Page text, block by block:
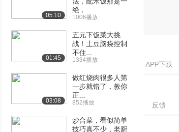
APP下载
反馈
05:10
绝，...
1006播放
01:45
五元下饭菜大挑
战！土豆脑袋控制
不住...
1334播放
03:08
做红烧肉很多人第
一步就错了，教你
正...
852播放
炒合菜，看似简单
技巧真不少，老厨